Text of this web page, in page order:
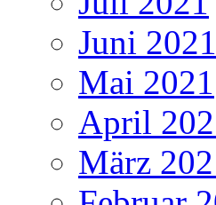
Juni 2021
Mai 2021
April
März